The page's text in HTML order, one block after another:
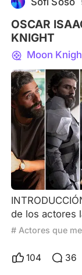
olvida d
OSCAR
KNIGHT
Moon
de los actores
del cine
104 36